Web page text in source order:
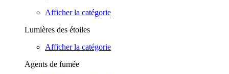
Afficher la catégorie
Lumières des étoiles
Afficher la catégorie
Agents de fumée